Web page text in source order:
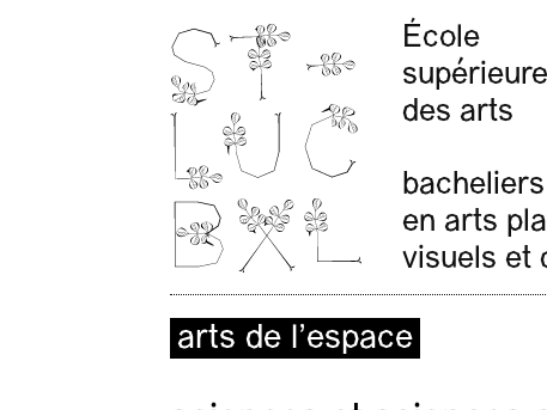
École
supérieure
des arts
en arts
visuels et
arts de l’espace